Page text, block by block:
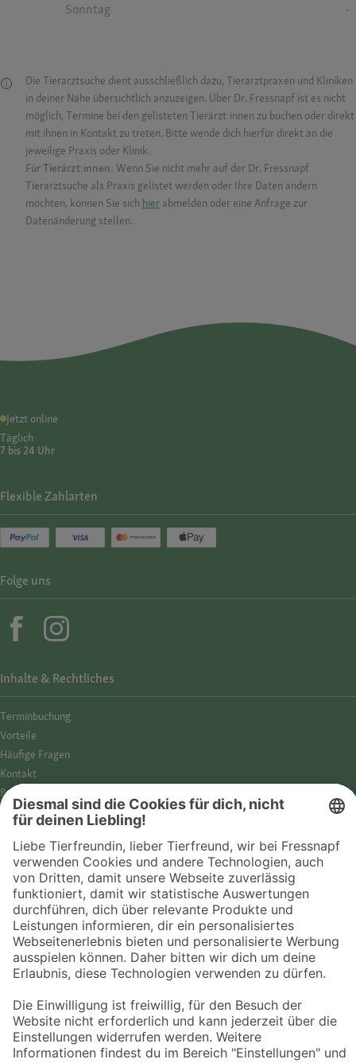
Sonntag
-
Die Tierarztsuche dient ausschließlich dazu, Tierarztpraxen und Kliniken
in deiner Nähe übersichtlich anzuzeigen. Über Dr. Fressnapf ist es nicht
möglich, Termine bei den gelisteten Tierärzt:innen zu buchen oder direkt
mit ihnen in Kontakt zu treten. Bitte wende dich hierfür direkt an die
jeweilige Praxis oder Klinik.
Für Tierärzt:innen: Wenn Sie nicht mehr auf der Dr. Fressnapf
Tierarztsuche als Praxis gelistet werden oder Ihre Daten ändern
möchten, können Sie sich hier abmelden oder eine Anfrage zur
Datenänderung stellen.
Jetzt online
Täglich
7 bis 24 Uhr
© 2026 Fressnapf Tiernahrungs GmbH
Westpreußenstraße 32-38
Inhalte & Rechtliches
Termin­buchung
Vorteile
Häufige Fragen
Kontakt
Barrierefreiheit
Impressum
Datenschutz­hinweise
Cookies
AGB
Entdecke Fressnapf
Tierversicherung
GPS-Tracker
Fressnapf Salon
Online-Shop
Flexible Zahlarten
Folge uns